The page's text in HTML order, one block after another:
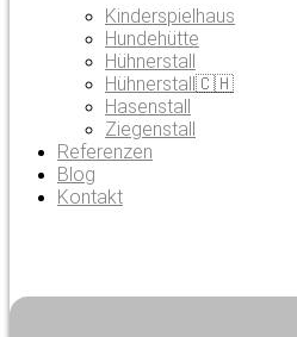
Kinderspielhaus
Hundehütte
Hühnerstall
Hühnerstall🇨🇭
Hasenstall
Ziegenstall
Referenzen
Blog
Kontakt